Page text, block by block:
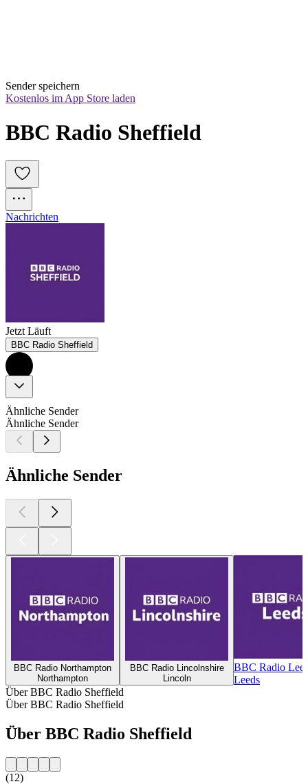
Sender speichern
Kostenlos im App Store laden
BBC Radio Sheffield
Nachrichten
Jetzt Läuft
BBC Radio Sheffield
Ähnliche Sender
Ähnliche Sender
Ähnliche Sender
BBC Radio Northampton
Northampton
BBC Radio Lincolnshire
Lincoln
BBC Radio
Leeds
Über BBC Radio Sheffield
Über BBC Radio Sheffield
Über BBC Radio Sheffield
(12)